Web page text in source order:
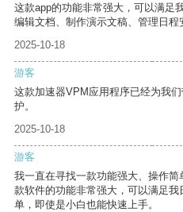
这款app的功能非常强大，可以满足
编辑文档、制作演示文稿、管理日程
2025-10-18
游客
这款加速器VPM应用程序已经为我
护。
2025-10-18
游客
我一直在寻找一款功能强大、操作
款软件的功能非常强大，可以满足
单，即使是小白也能快速上手。